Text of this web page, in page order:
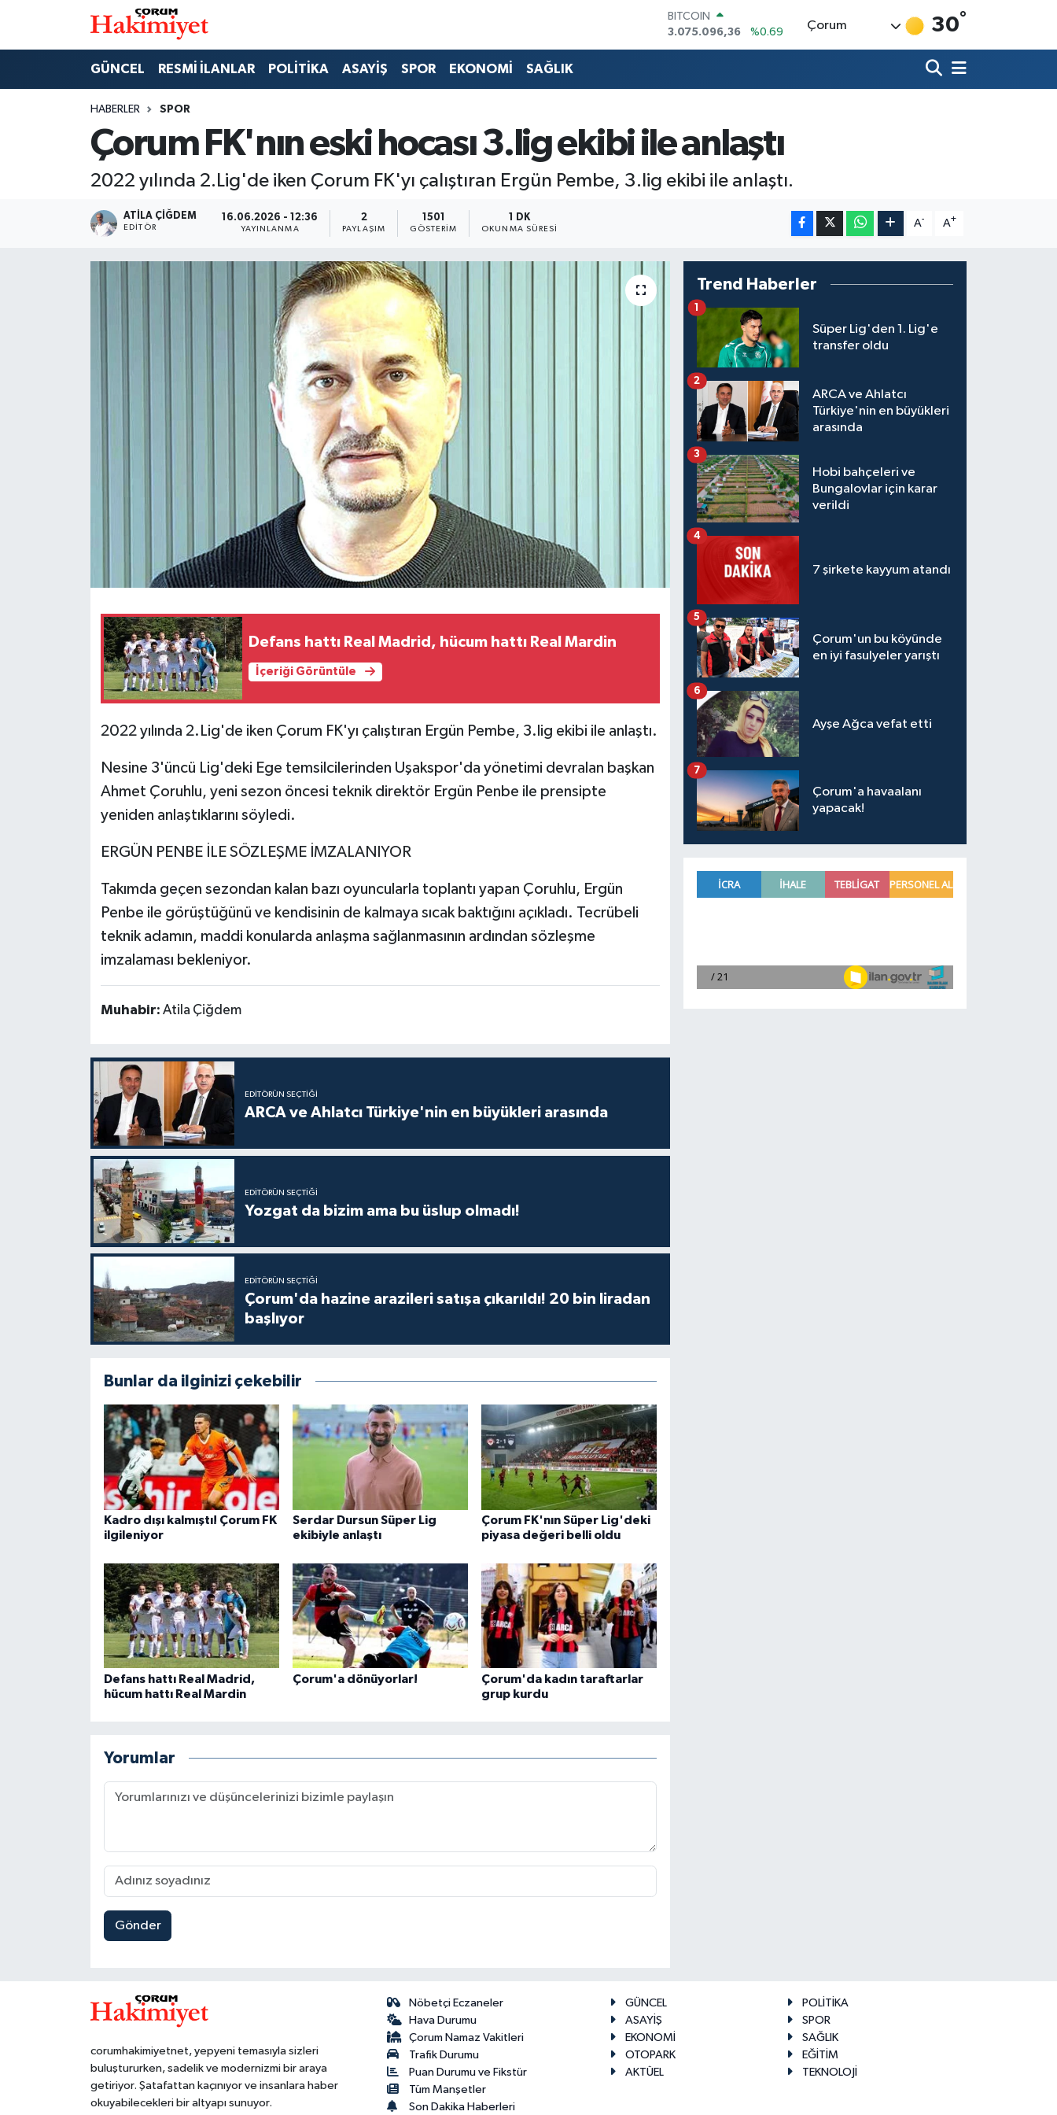
BITCOIN
3.075.096,36
%0.69
DOLAR
GRAM ALTIN
6513.94
%0.32
BİST100
13.768
%48
Çorum 30°
GÜNCEL RESMİ İLANLAR POLİTİKA ASAYİŞ SPOR EKONOMİ SAĞLIK
HABERLER SPOR
Çorum FK'nın eski hocası 3.lig ekibi ile anlaştı
2022 yılında 2.Lig'de iken Çorum FK'yı çalıştıran Ergün Pembe, 3.lig ekibi ile anlaştı.
ATILA ÇIĞDEM
EDITÖR
16.06.2026 - 12:36
YAYINLANMA
2
PAYLAŞIM
1501
GÖSTERIM
1 DK
OKUNMA SÜRESI
A- A+
Defans hattı Real Madrid, hücum hattı Real Mardin
İçeriği Görüntüle
2022 yılında 2.Lig'de iken Çorum FK'yı çalıştıran Ergün Pembe, 3.lig ekibi ile anlaştı.
Nesine 3'üncü Lig'deki Ege temsilcilerinden Uşakspor'da yönetimi devralan başkan
Ahmet Çoruhlu, yeni sezon öncesi teknik direktör Ergün Penbe ile prensipte
yeniden anlaştıklarını söyledi.
ERGÜN PENBE İLE SÖZLEŞME İMZALANIYOR
Takımda geçen sezondan kalan bazı oyuncularla toplantı yapan Çoruhlu, Ergün
Penbe ile görüştüğünü ve kendisinin de kalmaya sıcak baktığını açıkladı. Tecrübeli
teknik adamın, maddi konularda anlaşma sağlanmasının ardından sözleşme
imzalaması bekleniyor.
Muhabir: Atila Çiğdem
EDITÖRÜN SEÇTIĞI
ARCA ve Ahlatcı Türkiye'nin en büyükleri arasında
EDITÖRÜN SEÇTIĞI
Yozgat da bizim ama bu üslup olmadı!
EDITÖRÜN SEÇTIĞI
Çorum'da hazine arazileri satışa çıkarıldı! 20 bin liradan
başlıyor
Bunlar da ilginizi çekebilir
Kadro dışı kalmıştı! Çorum FK
ilgileniyor
Serdar Dursun Süper Lig
ekibiyle anlaştı
Çorum FK'nın Süper Lig'deki
piyasa değeri belli oldu
Defans hattı Real Madrid,
hücum hattı Real Mardin
Çorum'a dönüyorlar!
Çorum'da kadın taraftarlar
grup kurdu
Yorumlar
Gönder
Trend Haberler
Süper Lig'den 1. Lig'e
transfer oldu
1
ARCA ve Ahlatcı
Türkiye'nin en büyükleri
arasında
2
Hobi bahçeleri ve
Bungalovlar için karar
verildi
3
7 şirkete kayyum atandı
4
Çorum'un bu köyünde
en iyi fasulyeler yarıştı
5
Ayşe Ağca vefat etti
6
Çorum'a havaalanı
yapacak!
7
corumhakimiyetnet, yepyeni temasıyla sizleri
buluştururken, sadelik ve modernizmi bir araya
getiriyor. Şatafattan kaçınıyor ve insanlara haber
okuyabilecekleri bir altyapı sunuyor.
Nöbetçi Eczaneler
Hava Durumu
Çorum Namaz Vakitleri
Trafik Durumu
Puan Durumu ve Fikstür
Tüm Manşetler
Son Dakika Haberleri
GÜNCEL
POLİTİKA
ASAYİŞ
SPOR
EKONOMİ
SAĞLIK
OTOPARK
EĞİTİM
AKTÜEL
TEKNOLOJİ
SAĞLIK
EKONOMİ
GÜNCEL
Nöbetçi Eczaneler
Çorum Namaz Vakitleri
Trafik Durumu
Süper Lig Puan Durumu ve Fikstür
Tüm Manşetler